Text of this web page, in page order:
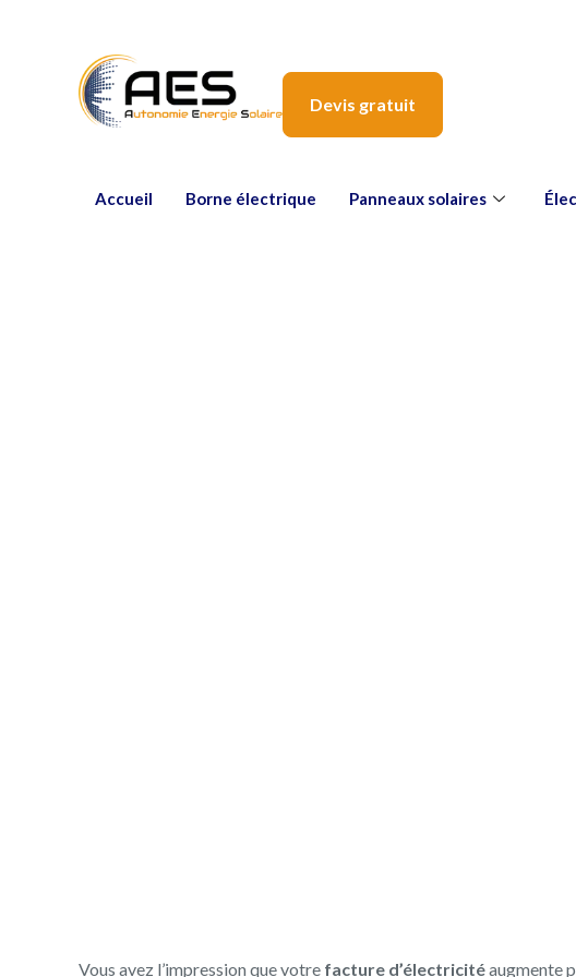
Devis gratuit
Accueil Borne électrique Panneaux solaires
Vous avez l’impression que votre facture d’électricitéaugmente